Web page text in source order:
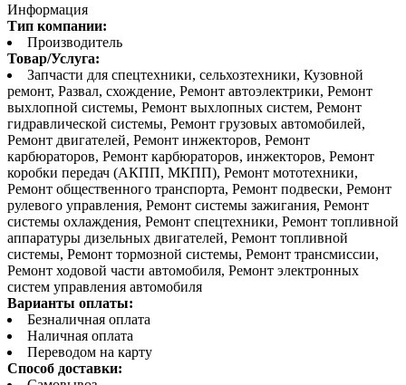
Информация
Тип компании:
Производитель
Товар/Услуга:
Запчасти для спецтехники, сельхозтехники, Кузовной
ремонт, Развал, схождение, Ремонт автоэлектрики, Ремонт
выхлопной системы, Ремонт выхлопных систем, Ремонт
гидравлической системы, Ремонт грузовых автомобилей,
Ремонт двигателей, Ремонт инжекторов, Ремонт
карбюраторов, Ремонт карбюраторов, инжекторов, Ремонт
коробки передач (АКПП, МКПП), Ремонт мототехники,
Ремонт общественного транспорта, Ремонт подвески, Ремонт
рулевого управления, Ремонт системы зажигания, Ремонт
системы охлаждения, Ремонт спецтехники, Ремонт топливной
аппаратуры дизельных двигателей, Ремонт топливной
системы, Ремонт тормозной системы, Ремонт трансмиссии,
Ремонт ходовой части автомобиля, Ремонт электронных
систем управления автомобиля
Варианты оплаты:
Безналичная оплата
Наличная оплата
Переводом на карту
Способ доставки: